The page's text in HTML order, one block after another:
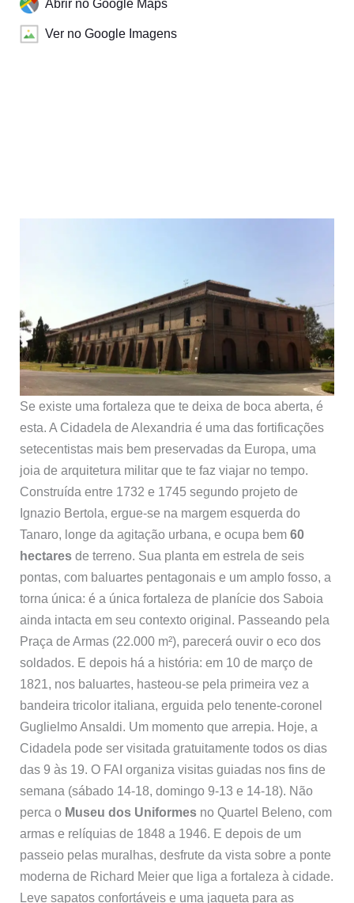
Abrir no Google Maps
Ver no Google Imagens
Se existe uma fortaleza que te deixa de boca aberta, é
esta. A Cidadela de Alexandria é uma das fortificações
setecentistas mais bem preservadas da Europa, uma
joia de arquitetura militar que te faz viajar no tempo.
Construída entre 1732 e 1745 segundo projeto de
Ignazio Bertola, ergue-se na margem esquerda do
Tanaro, longe da agitação urbana, e ocupa bem 60
hectaresde terreno. Sua planta em estrela de seis
pontas, com baluartes pentagonais e um amplo fosso, a
torna única: é a única fortaleza de planície dos Saboia
ainda intacta em seu contexto original. Passeando pela
Praça de Armas (22.000 m²), parecerá ouvir o eco dos
soldados. E depois há a história: em 10 de março de
1821, nos baluartes, hasteou-se pela primeira vez a
bandeira tricolor italiana, erguida pelo tenente-coronel
Guglielmo Ansaldi. Um momento que arrepia. Hoje, a
Cidadela pode ser visitada gratuitamente todos os dias
das 9 às 19. O FAI organiza visitas guiadas nos fins de
semana (sábado 14-18, domingo 9-13 e 14-18). Não
perca o Museu dos Uniformesno Quartel Beleno, com
armas e relíquias de 1848 a 1946. E depois de um
passeio pelas muralhas, desfrute da vista sobre a ponte
moderna de Richard Meier que liga a fortaleza à cidade.
Leve sapatos confortáveis e uma jaqueta para as